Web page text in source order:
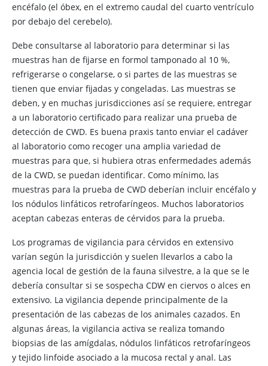
encéfalo (el óbex, en el extremo caudal del cuarto ventrículo
por debajo del cerebelo).
Debe consultarse al laboratorio para determinar si las
muestras han de fijarse en formol tamponado al 10 %,
refrigerarse o congelarse, o si partes de las muestras se
tienen que enviar fijadas y congeladas. Las muestras se
deben, y en muchas jurisdicciones así se requiere, entregar
a un laboratorio certificado para realizar una prueba de
detección de CWD. Es buena praxis tanto enviar el cadáver
al laboratorio como recoger una amplia variedad de
muestras para que, si hubiera otras enfermedades además
de la CWD, se puedan identificar. Como mínimo, las
muestras para la prueba de CWD deberían incluir encéfalo y
los nódulos linfáticos retrofaríngeos. Muchos laboratorios
aceptan cabezas enteras de cérvidos para la prueba.
Los programas de vigilancia para cérvidos en extensivo
varían según la jurisdicción y suelen llevarlos a cabo la
agencia local de gestión de la fauna silvestre, a la que se le
debería consultar si se sospecha CDW en ciervos o alces en
extensivo. La vigilancia depende principalmente de la
presentación de las cabezas de los animales cazados. En
algunas áreas, la vigilancia activa se realiza tomando
biopsias de las amígdalas, nódulos linfáticos retrofaríngeos
y tejido linfoide asociado a la mucosa rectal y anal. Las